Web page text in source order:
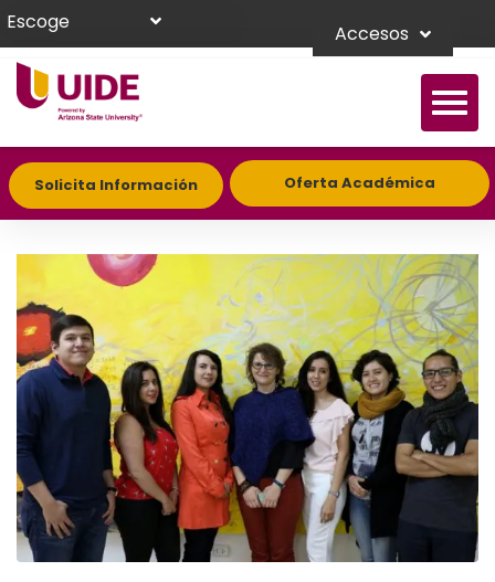
Escoge Accesos
Solicita Información Oferta Académica